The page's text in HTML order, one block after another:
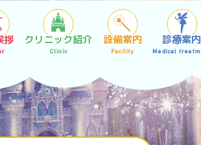
拶 クリニック紹介
Clinic
設備案内
Facility
診療案内
Medical